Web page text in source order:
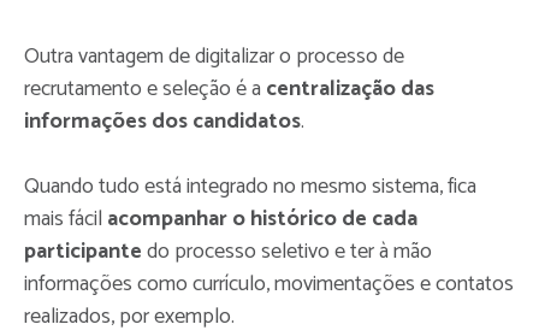
Outra vantagem de digitalizar o processo de
recrutamento e seleção é a centralização das
informações dos candidatos.
Quando tudo está integrado no mesmo sistema, fica
mais fácil acompanhar o histórico de cada
participantedo processo seletivo e ter à mão
informações como currículo, movimentações e contatos
realizados, por exemplo.